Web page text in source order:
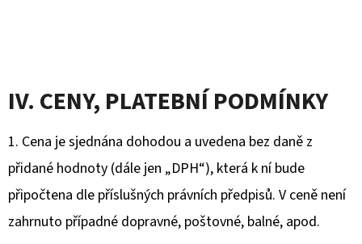
IV. CENY, PLATEBNÍ PODMÍNKY
1. Cena je sjednána dohodou a uvedena bez daně z
přidané hodnoty (dále jen „DPH“), která k ní bude
připočtena dle příslušných právních předpisů. V ceně není
zahrnuto případné dopravné, poštovné, balné, apod.